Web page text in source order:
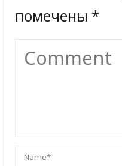
помечены *